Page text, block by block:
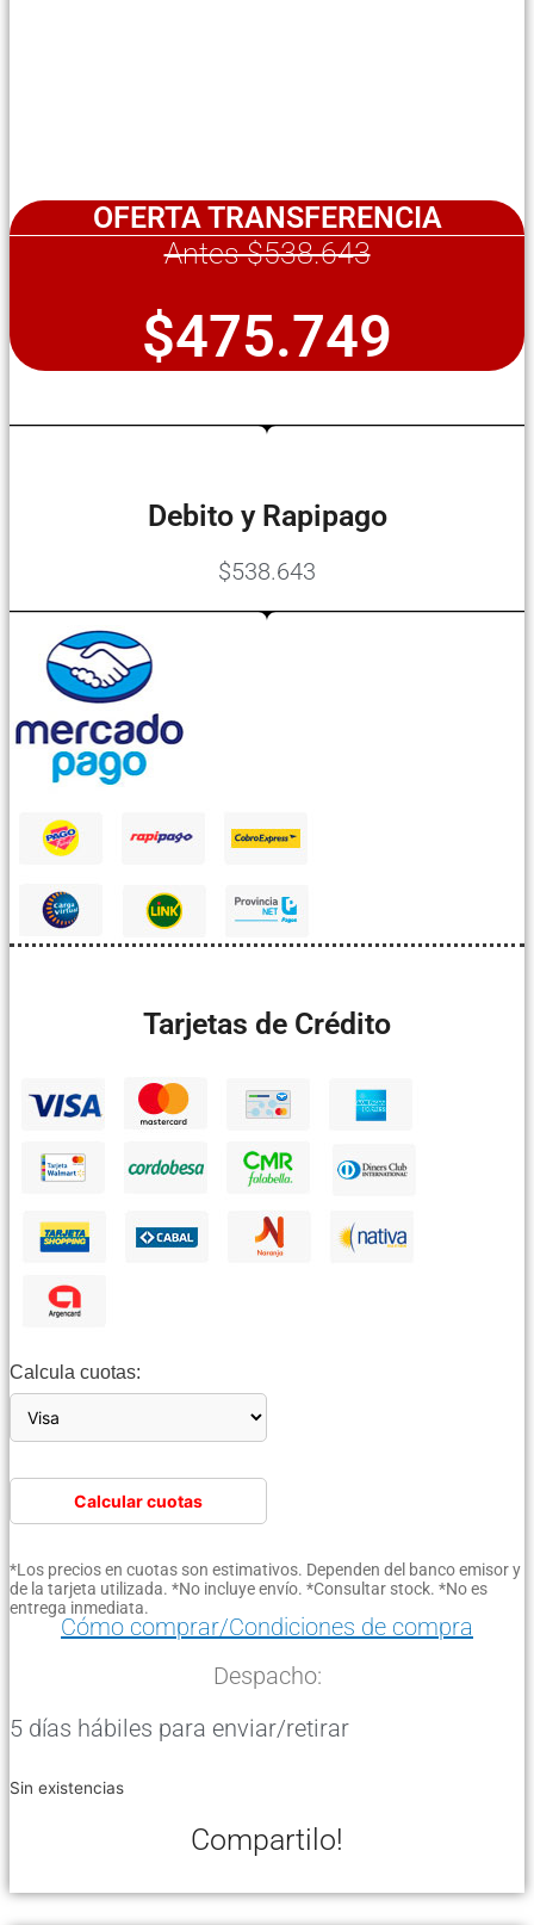
OFERTA TRANSFERENCIA
Antes $538.643
$475.749
Debito y Rapipago
$538.643
Tarjetas de Crédito
Calcula cuotas:
Calcular cuotas
*Los precios en cuotas son estimativos. Dependen del banco emisor y
de la tarjeta utilizada. *No incluye envío. *Consultar stock. *No es
entrega inmediata.
Cómo comprar/Condiciones de compra
Despacho:
5 días hábiles para enviar/retirar
Sin existencias
Compartilo!